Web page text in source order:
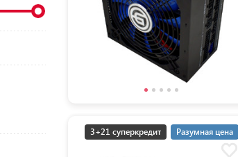
3+21 суперкредит Разумная цена